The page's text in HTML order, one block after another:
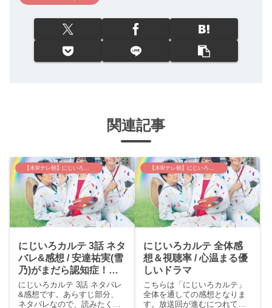
関連記事
【木9/テレ朝】にじいろカルテ
にじいろカルテ 3話 ネタ
バレ&感想 / 安達祐実(雪
乃)がまだら認知症！み
んなで乗り越えていく姿
に涙です。
にじいろカルテ 3話 ネタバレ
&感想です。あらすじ部分、
ネタバレなので、読みたくな
【木9/テレ朝】にじいろカルテ
にじいろカルテ 全体感
想＆視聴率 / 心温まる優
しいドラマ
こちらは「にじいろカルテ」
全体を通しての感想となりま
す。放送回が進むにつれて加